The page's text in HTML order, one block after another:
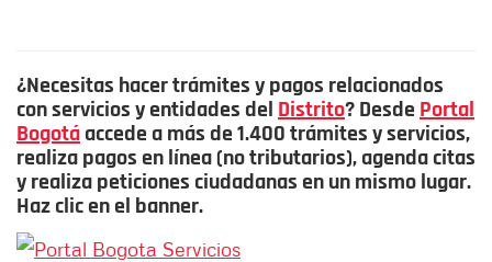
¿Necesitas hacer trámites y pagos relacionados
con servicios y entidades del Distrito? Desde Portal
Bogotáaccede a más de 1.400 trámites y servicios,
realiza pagos en línea (no tributarios), agenda citas
y realiza peticiones ciudadanas en un mismo lugar.
Haz clic en el banner.